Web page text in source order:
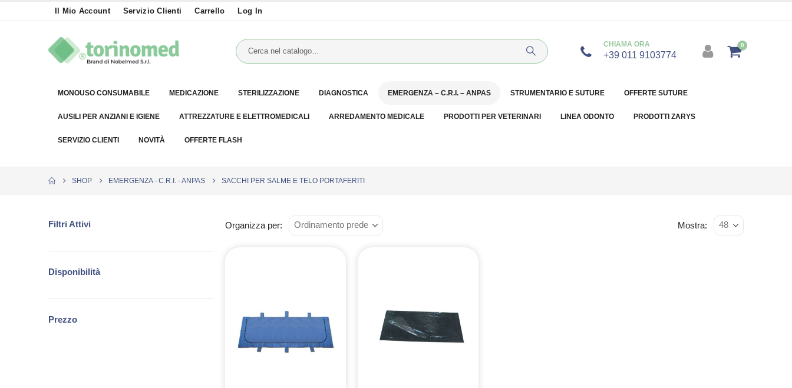
Il Mio Account Servizio Clienti Carrello Log In
CHIAMA ORA
+39 011 9103774
0
MONOUSO CONSUMABILE MEDICAZIONE STERILIZZAZIONE DIAGNOSTICA EMERGENZA – C.R.I. – ANPAS STRUMENTARIO E SUTURE OFFERTE SUTURE
AUSILI PER ANZIANI E IGIENE ATTREZZATURE E ELETTROMEDICALI ARREDAMENTO MEDICALE PRODOTTI PER VETERINARI LINEA ODONTO PRODOTTI ZARYS
SERVIZIO CLIENTI NOVITÀ OFFERTE FLASH
SHOP EMERGENZA - C.R.I. - ANPAS SACCHI PER SALME E TELO PORTAFERITI
Organizza per: Mostra:
Filtri Attivi
Disponibilità
Prezzo